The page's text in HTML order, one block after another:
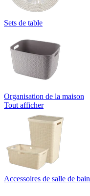
Sets de table
Organisation de la maison
Tout afficher
Accessoires de salle de bain